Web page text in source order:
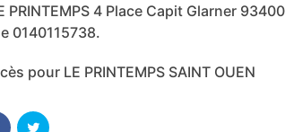
PRINTEMPS 4 Place Capit Glarner
0140115738.
pour LE PRINTEMPS SAINT OUEN